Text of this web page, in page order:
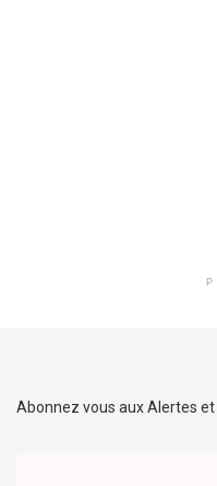
Abonnez vous aux Alertes